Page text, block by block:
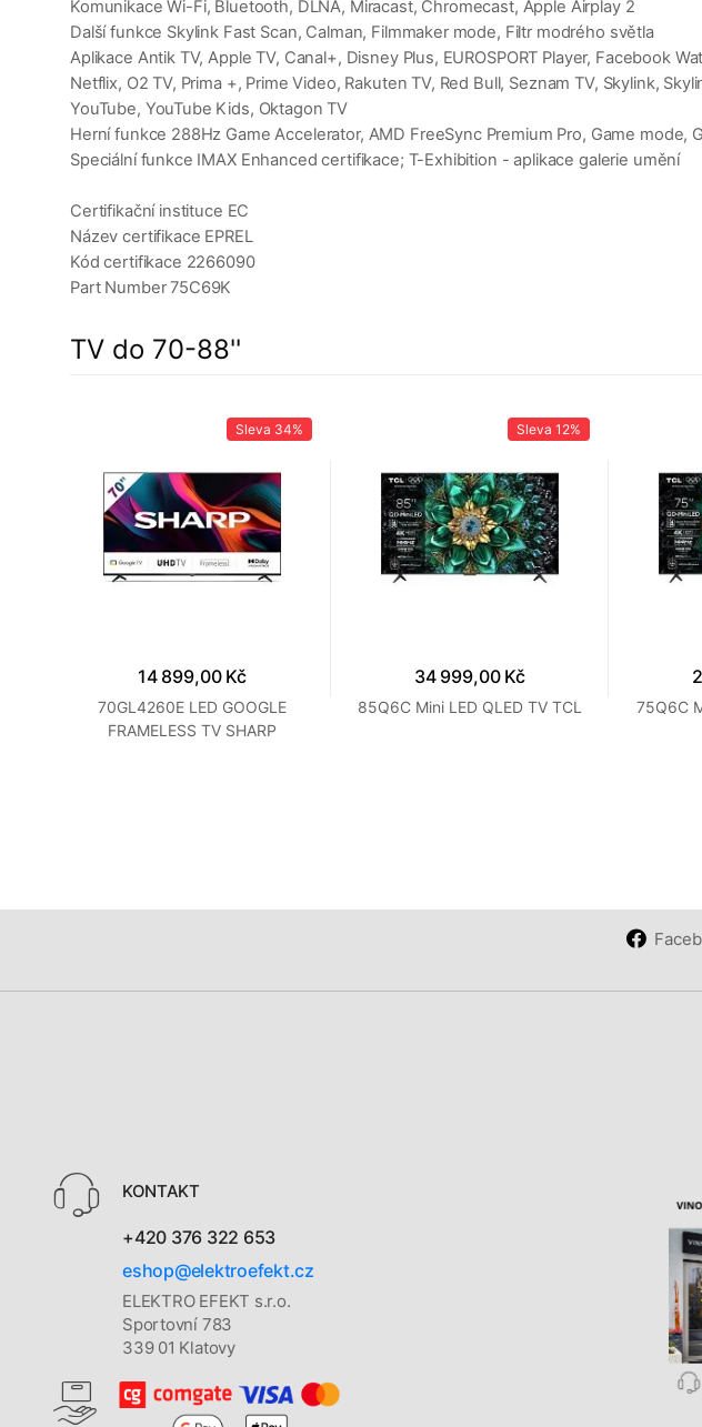
Komunikace Wi-Fi, Bluetooth, DLNA, Miracast, Chromecast, Apple Airplay 2
Další funkce Skylink Fast Scan, Calman, Filmmaker mode, Filtr modrého světla
Aplikace Antik TV, Apple TV, Canal+, Disney Plus, EUROSPORT Player, Facebook
Netflix, O2 TV, Prima +, Prime Video, Rakuten TV, Red Bull, Seznam TV, Skylink,
YouTube, YouTube Kids, Oktagon TV
Herní funkce 288Hz Game Accelerator, AMD FreeSync Premium Pro, Game mode,
Speciální funkce IMAX Enhanced certifikace; T-Exhibition - aplikace galerie umění
Certifikační instituce EC
Název certifikace EPREL
Kód certifikace 2266090
Part Number 75C69K
TV do 70-88''
Sleva 34%
14 899,00 Kč
70GL4260E LED GOOGLE
FRAMELESS TV SHARP
Sleva 12%
34 999,00 Kč
85Q6C Mini LED QLED TV TCL 75Q6C
KONTAKT
+420 376 322 653
eshop@elektroefekt.cz
ELEKTRO EFEKT s.r.o.
Sportovní 783
339 01 Klatovy